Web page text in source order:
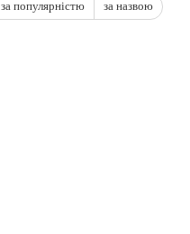
за популярністю за назвою